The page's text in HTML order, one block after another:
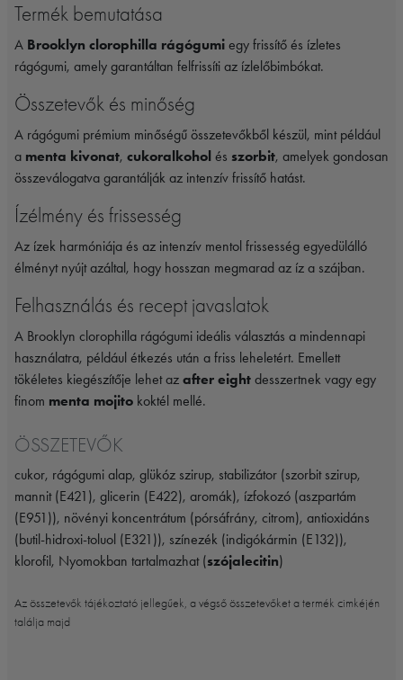
Termék bemutatása
A Brooklyn clorophilla rágógumi egy frissítő és ízletes
rágógumi, amely garantáltan felfrissíti az ízlelőbimbókat.
Összetevők és minőség
A rágógumi prémium minőségű összetevőkből készül, mint például
a menta kivonat, cukoralkohol és szorbit, amelyek gondosan
összeválogatva garantálják az intenzív frissítő hatást.
Ízélmény és frissesség
Az ízek harmóniája és az intenzív mentol frissesség egyedülálló
élményt nyújt azáltal, hogy hosszan megmarad az íz a szájban.
Felhasználás és recept javaslatok
A Brooklyn clorophilla rágógumi ideális választás a mindennapi
használatra, például étkezés után a friss leheletért. Emellett
tökéletes kiegészítője lehet az after eight desszertnek vagy egy
finom menta mojito koktél mellé.
ÖSSZETEVŐK
cukor, rágógumi alap, glükóz szirup, stabilizátor (szorbit szirup,
mannit (E421), glicerin (E422), aromák), ízfokozó (aszpartám
(E951)), növényi koncentrátum (pórsáfrány, citrom), antioxidáns
(butil-hidroxi-toluol (E321)), színezék (indigókármin (E132)),
klorofil, Nyomokban tartalmazhat (szójalecitin)
Az összetevők tájékoztató jellegűek, a végső összetevőket a termék cimkéjén
találja majd